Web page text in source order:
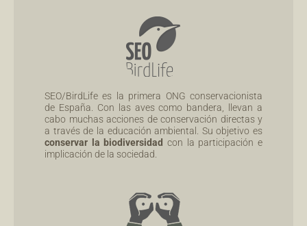
SEO/BirdLife es la primera ONG conservacionista
de España. Con las aves como bandera, llevan a
cabo muchas acciones de conservación directas y
a través de la educación ambiental. Su objetivo es
conservar la biodiversidad con la participación e
implicación de la sociedad.